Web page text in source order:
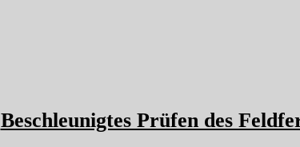
Beschleunigtes Prüfen des